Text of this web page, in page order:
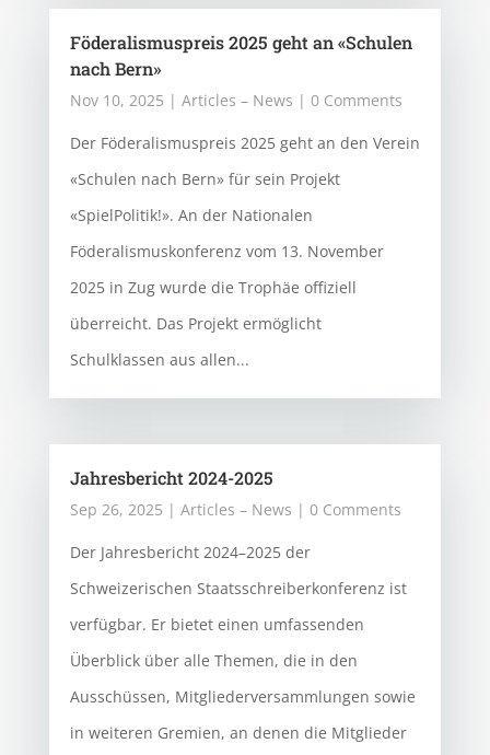
Föderalismuspreis 2025 geht an «Schulen
nach Bern»
Nov 10, 2025 | Articles – News | 0 Comments
Der Föderalismuspreis 2025 geht an den Verein
«Schulen nach Bern» für sein Projekt
«SpielPolitik!». An der Nationalen
Föderalismuskonferenz vom 13. November
2025 in Zug wurde die Trophäe offiziell
überreicht. Das Projekt ermöglicht
Schulklassen aus allen...
Jahresbericht 2024-2025
Sep 26, 2025 | Articles – News | 0 Comments
Der Jahresbericht 2024–2025 der
Schweizerischen Staatsschreiberkonferenz ist
verfügbar. Er bietet einen umfassenden
Überblick über alle Themen, die in den
Ausschüssen, Mitgliederversammlungen sowie
in weiteren Gremien, an denen die Mitglieder